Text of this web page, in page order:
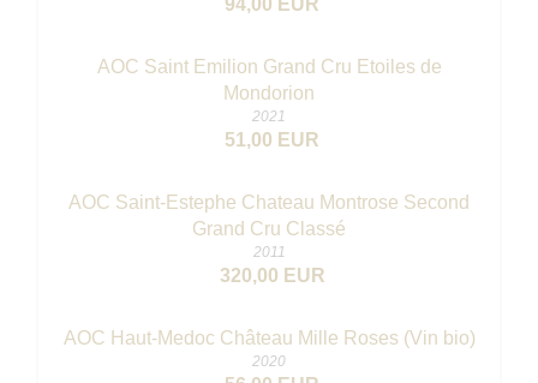
94,00 EUR
AOC Saint Emilion Grand Cru Etoiles de
Mondorion
2021
51,00 EUR
AOC Saint-Estephe Chateau Montrose Second
Grand Cru Classé
2011
320,00 EUR
AOC Haut-Medoc Château Mille Roses (Vin bio)
2020